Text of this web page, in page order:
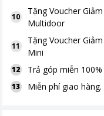
10
TặngVoucher
Multidoor
11
TặngVoucher
Mini
12 Trả góp miễn
13 Miễn phí giao hàng.